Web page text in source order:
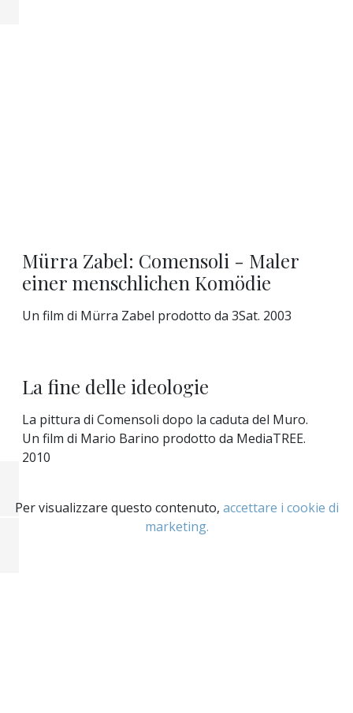
Mürra Zabel: Comensoli - Maler
einer menschlichen Komödie
Un film di Mürra Zabel prodotto da 3Sat. 2003
La fine delle ideologie
La pittura di Comensoli dopo la caduta del Muro.
Un film di Mario Barino prodotto da MediaTREE.
2010
Per visualizzare questo contenuto, accettare i cookie di
marketing.